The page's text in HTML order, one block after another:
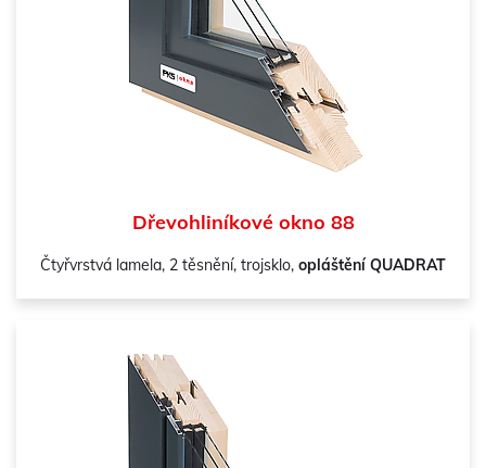
Dřevohliníkové okno 88
Čtyřvrstvá lamela, 2 těsnění, trojsklo, opláštění QUADRAT